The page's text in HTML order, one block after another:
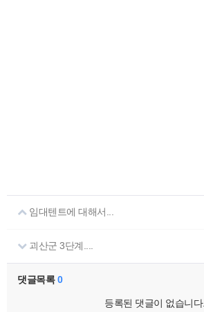
임대텐트에 대해서...
괴산군 3단계....
댓글목록0
등록된 댓글이 없습니다.